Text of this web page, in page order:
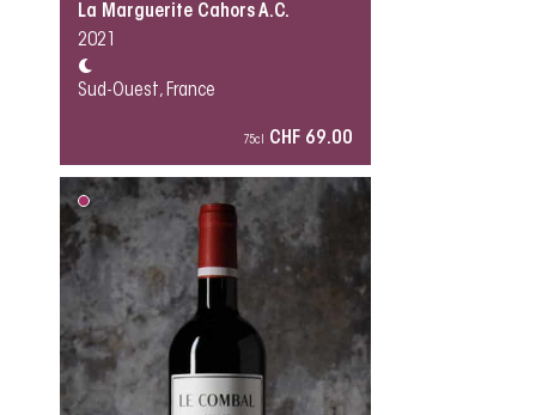
La Marguerite Cahors A.C.
2021
Sud-Ouest, France
75cl CHF 69.00